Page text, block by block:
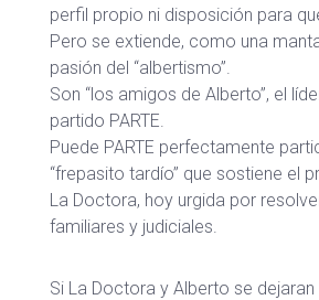
perfil propio ni disposición para
Pero se extiende, como una
pasión del “albertismo”.
Son “los amigos de Alberto”, el
partido PARTE.
Puede PARTE perfectamente
“frepasito tardío” que sostiene el
La Doctora, hoy urgida por
familiares y judiciales.
Si La Doctora y Alberto se